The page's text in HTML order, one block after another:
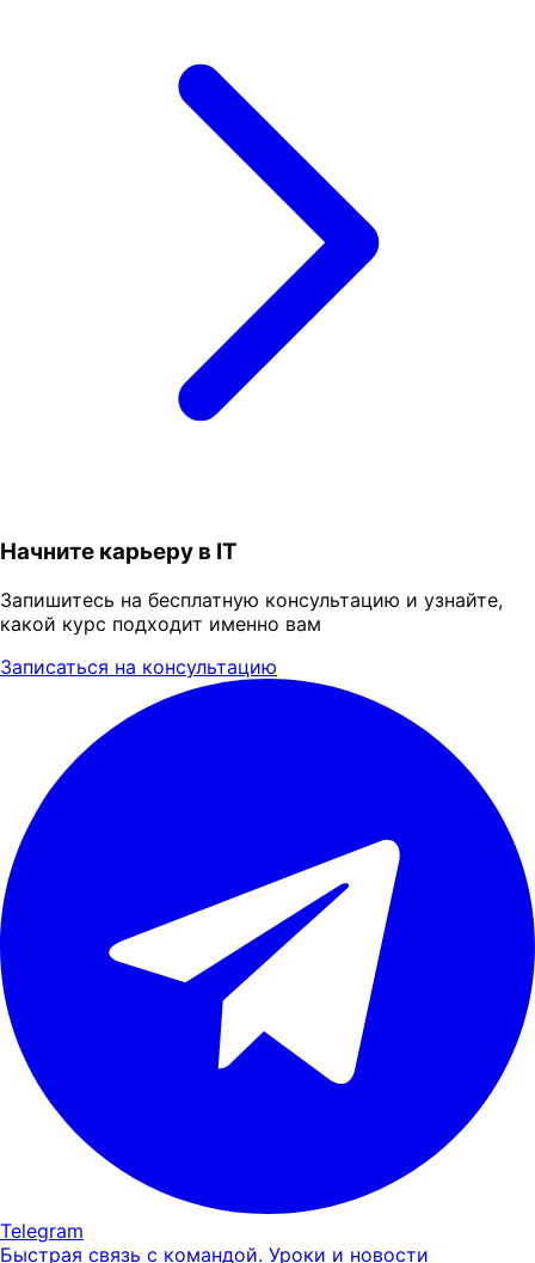
Начните карьеру в IT
Запишитесь на бесплатную консультацию и узнайте,
какой курс подходит именно вам
Записаться на консультацию
Telegram
Быстрая связь с командой. Уроки и новости